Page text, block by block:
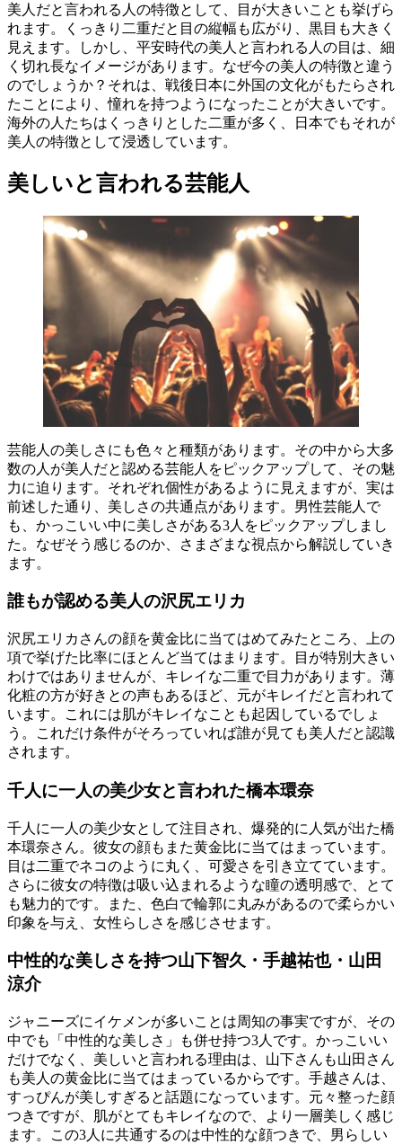
美人だと言われる人の特徴として、目が大きいことも挙げら
れます。くっきり二重だと目の縦幅も広がり、黒目も大きく
見えます。しかし、平安時代の美人と言われる人の目は、細
く切れ長なイメージがあります。なぜ今の美人の特徴と違う
のでしょうか？それは、戦後日本に外国の文化がもたらされ
たことにより、憧れを持つようになったことが大きいです。
海外の人たちはくっきりとした二重が多く、日本でもそれが
美人の特徴として浸透しています。
美しいと言われる芸能人
芸能人の美しさにも色々と種類があります。その中から大多
数の人が美人だと認める芸能人をピックアップして、その魅
力に迫ります。それぞれ個性があるように見えますが、実は
前述した通り、美しさの共通点があります。男性芸能人で
も、かっこいい中に美しさがある3人をピックアップしまし
た。なぜそう感じるのか、さまざまな視点から解説していき
ます。
誰もが認める美人の沢尻エリカ
沢尻エリカさんの顔を黄金比に当てはめてみたところ、上の
項で挙げた比率にほとんど当てはまります。目が特別大きい
わけではありませんが、キレイな二重で目力があります。薄
化粧の方が好きとの声もあるほど、元がキレイだと言われて
います。これには肌がキレイなことも起因しているでしょ
う。これだけ条件がそろっていれば誰が見ても美人だと認識
されます。
千人に一人の美少女と言われた橋本環奈
千人に一人の美少女として注目され、爆発的に人気が出た橋
本環奈さん。彼女の顔もまた黄金比に当てはまっています。
目は二重でネコのように丸く、可愛さを引き立てています。
さらに彼女の特徴は吸い込まれるような瞳の透明感で、とて
も魅力的です。また、色白で輪郭に丸みがあるので柔らかい
印象を与え、女性らしさを感じさせます。
中性的な美しさを持つ山下智久・手越祐也・山田
涼介
ジャニーズにイケメンが多いことは周知の事実ですが、その
中でも「中性的な美しさ」も併せ持つ3人です。かっこいい
だけでなく、美しいと言われる理由は、山下さんも山田さん
も美人の黄金比に当てはまっているからです。手越さんは、
すっぴんが美しすぎると話題になっています。元々整った顔
つきですが、肌がとてもキレイなので、より一層美しく感じ
ます。この3人に共通するのは中性的な顔つきで、男らしい